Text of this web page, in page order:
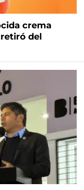
crema
del